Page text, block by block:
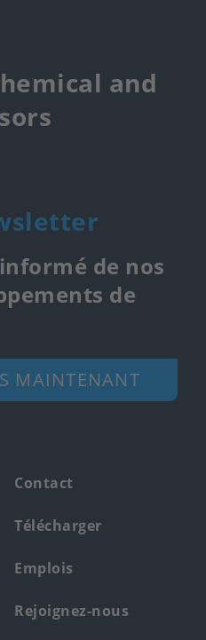
and
de nos
de
MAINTENANT
Contact
Télécharger
Emplois
Rejoignez-nous